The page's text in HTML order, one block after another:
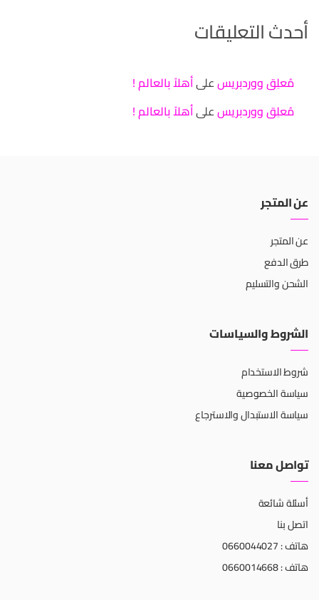
أحدث التعليقات
مُعلِق ووردبريسعلىأهلاً بالعالم !
مُعلِق ووردبريسعلىأهلاً بالعالم !
عن المتجر
عن المتجر
طرق الدفع
الشحن والتسليم
الشروط والسياسات
شروط الاستخدام
سياسة الخصوصية
سياسة الاستبدال والاسترجاع
تواصل معنا
أسئلة شائعة
اتصل بنا
هاتف : 0660044027
هاتف : 0660014668